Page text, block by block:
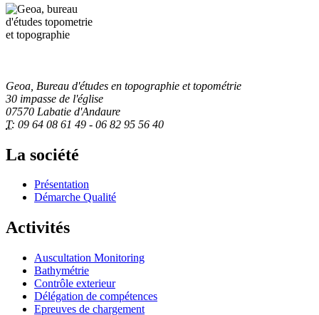
Geoa, Bureau d'études en topographie et topométrie
30 impasse de l'église
07570 Labatie d'Andaure
T: 09 64 08 61 49 - 06 82 95 56 40
La société
Présentation
Démarche Qualité
Activités
Auscultation Monitoring
Bathymétrie
Contrôle exterieur
Délégation de compétences
Epreuves de chargement